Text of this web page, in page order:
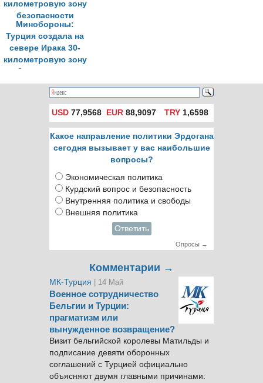
Минобороны:
Турция создала на
севере Ирака 30-
километровую зону
безопасности
USD 77,9568 EUR 88,9097 TRY1,6598
Какое направление политики Эрдогана
сегодня вызывает у вас наибольшие
вопросы?
Экономическая политика
Курдский вопрос и безопасность
Внутренняя политика и свободы
Внешняя политика
Ответить
Опросы →
Комментарии →
МК-Турция | 14 Май
Военное сотрудничество
Бельгии и Турции:
прагматизм или
вынужденное возвращение?
Визит бельгийской королевы Матильды и
подписание девяти оборонных
соглашений с Турцией официально
объясняют двумя главными причинами: